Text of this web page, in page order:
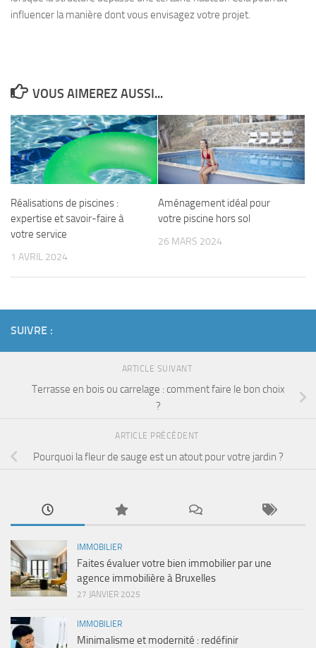
influencer la manière dont vous envisagez votre projet.
VOUS AIMEREZ AUSSI...
Réalisations de piscines :
expertise et savoir-faire à
votre service
1 AVRIL 2024
Aménagement idéal pour
votre piscine hors sol
26 MARS 2024
SUIVRE :
ARTICLE SUIVANT
Terrasse en bois ou carrelage : comment faire le bon choix
?
ARTICLE PRÉCÉDENT
Pourquoi la fleur de sauge est un atout pour votre jardin ?
IMMOBILIER
Faites évaluer votre bien immobilier par une
agence immobilière à Bruxelles
27 JANVIER 2025
IMMOBILIER
Minimalisme et modernité : redéfinir